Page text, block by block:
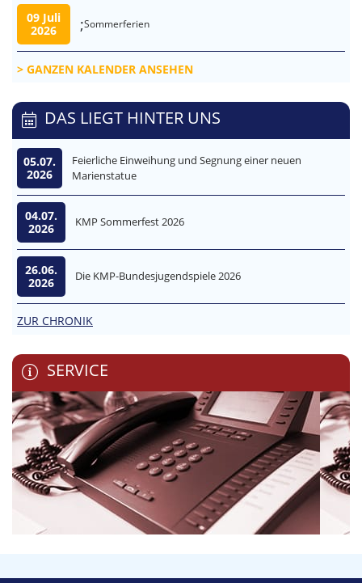
09 Juli
2026
;Sommerferien
GANZEN KALENDER ANSEHEN
DAS LIEGT HINTER UNS
05.07.
2026
Feierliche Einweihung und Segnung einer neuen
Marienstatue
04.07.
2026
KMP Sommerfest 2026
26.06.
2026
Die KMP-Bundesjugendspiele 2026
ZUR CHRONIK
SERVICE